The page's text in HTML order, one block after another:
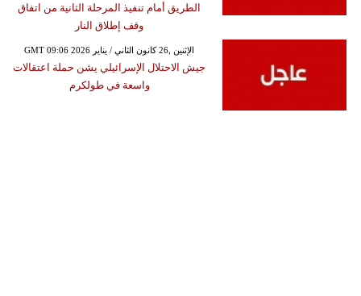
الطريق أمام تنفيذ المرحلة الثانية من اتفاق
وقف إطلاق النار
GMT 09:06 2026 الإثنين ,26 كانون الثاني / يناير
جيش الاحتلال الإسرائيلي يشن حملة اعتقالات
واسعة في طولكرم